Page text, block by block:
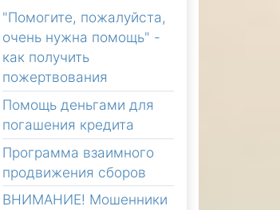
"Помогите, пожалуйста,
очень нужна помощь" -
как получить
пожертвования
Помощь деньгами для
погашения кредита
Программа взаимного
продвижения сборов
ВНИМАНИЕ! Мошенники